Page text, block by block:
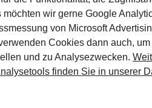
möchten wir gerne Google
von Micro­soft
Cookies dann auch,
und zu Ana­lyse­zwecken.
fin­den Sie in unserer